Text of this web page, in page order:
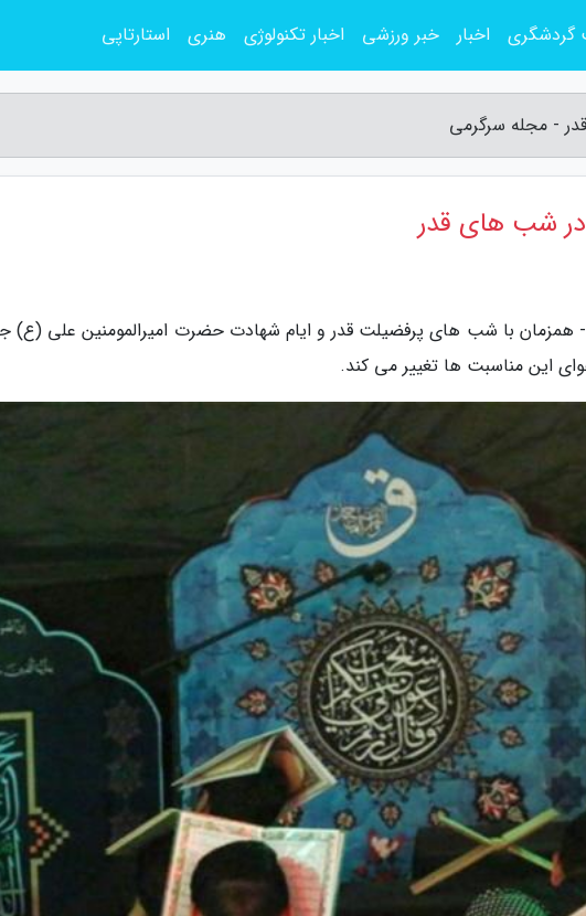
- مجله سرگرمی
در شب های قدر
- همزمان با شب های پرفضیلت قدر و ایام شهادت حضرت امیرالمومنین علی (ع)
این مناسبت ها تغییر می کند.
گردشگری اخبار خبر ورزشی اخبار تکنولوژی هنری استارتاپی